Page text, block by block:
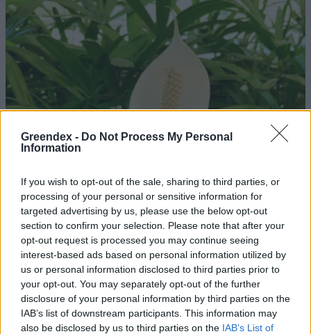
Greendex - Do Not Process My Personal
Information
If you wish to opt-out of the sale, sharing to third parties, or
processing of your personal or sensitive information for
targeted advertising by us, please use the below opt-out
section to confirm your selection. Please note that after your
opt-out request is processed you may continue seeing
interest-based ads based on personal information utilized by
us or personal information disclosed to third parties prior to
your opt-out. You may separately opt-out of the further
disclosure of your personal information by third parties on the
IAB’s list of downstream participants. This information may
also be disclosed by us to third parties on the IAB’s List of
A vitorlavirág ideális szobanövény, hiszen kiválóan tűri a meleget
és a fényszegény környezetet.